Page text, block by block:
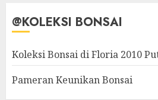
@KOLEKSI BONSAI
Koleksi Bonsai di Floria 2010
Pameran Keunikan Bonsai